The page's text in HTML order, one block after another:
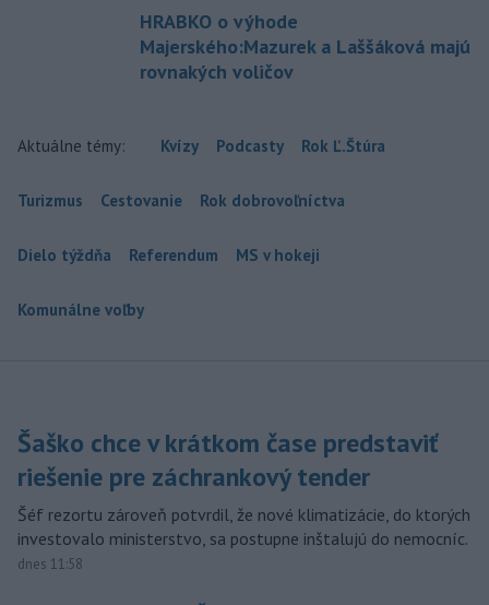
HRABKO o výhode
Majerského:Mazurek a Laššáková majú
rovnakých voličov
Aktuálne témy: Kvízy Podcasty Rok Ľ.Štúra
Turizmus Cestovanie Rok dobrovoľníctva
Dielo týždňa Referendum MS v hokeji
Komunálne voľby
Šaško chce v krátkom čase predstaviť
riešenie pre záchrankový tender
Šéf rezortu zároveň potvrdil, že nové klimatizácie, do ktorých
investovalo ministerstvo, sa postupne inštalujú do nemocníc.
dnes 11:58